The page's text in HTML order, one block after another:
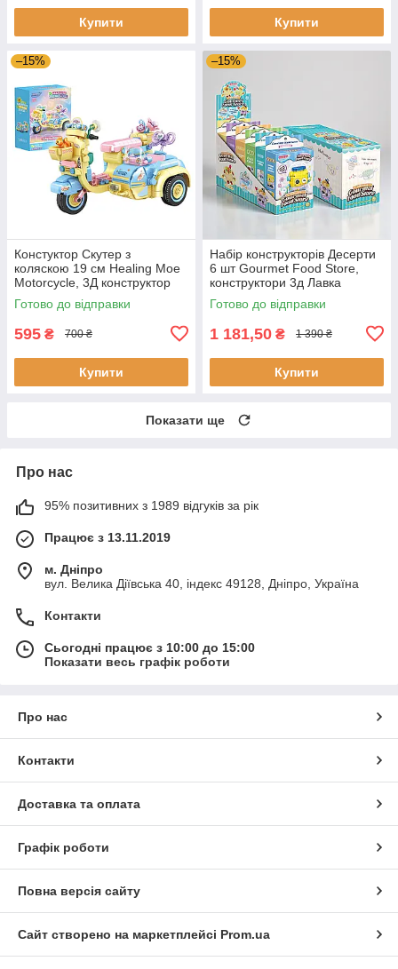
Купити Купити
–15%
Констуктор Скутер з
коляскою 19 см Healing Moe
Motorcycle, 3Д конструктор
мотоцикл байк блакитного
кольору
Готово до відправки
595 ₴ 700 ₴
Купити
–15%
Набір конструкторів Десерти
6 шт Gourmet Food Store,
конструктори 3д Лавка
ласощів колекція персонажів
9 см
Готово до відправки
1 181,50 ₴ 1 390 ₴
Купити
Показати ще
Про нас
95% позитивних з 1989 відгуків за рік
Працює з 13.11.2019
м. Дніпро
вул. Велика Діївська 40, індекс 49128, Дніпро, Україна
Контакти
Сьогодні працює з 10:00 до 15:00
Показати весь графік роботи
Про нас
Контакти
Доставка та оплата
Графік роботи
Повна версія сайту
Сайт створено на маркетплейсі Prom.ua